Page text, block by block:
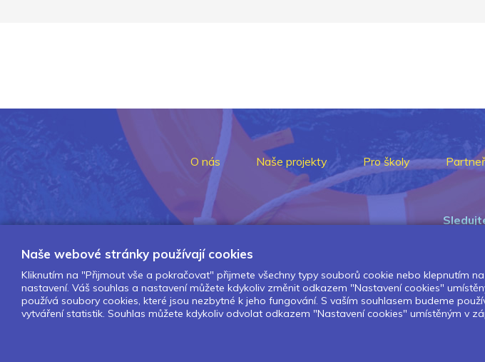
O nás Naše projekty Pro školy
Pokud chcete
Newsletter
Naše webové stránky používají cookies
Kliknutím na "Přijmout vše a pokračovat" přijmete všechny typy souborů cookie nebo klepnutím
nastavení. Váš souhlas a nastavení můžete kdykoliv změnit odkazem "Nastavení cookies"
používá soubory cookies, které jsou nezbytné k jeho fungování. S vaším souhlasem budeme
vytváření statistik. Souhlas můžete kdykoliv odvolat odkazem "Nastavení cookies" umístěným v